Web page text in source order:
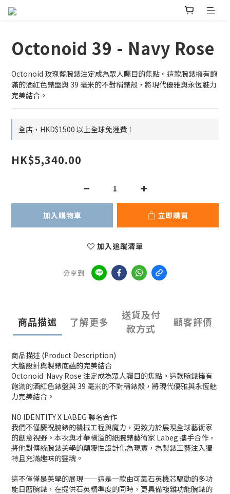
Octonoid 39 - Navy Rose
Octonoid 玫瑰藍腕錶注定成為眾人矚目的焦點。這款腕錶擁有飽
滿的酒紅色錶盤與 39 毫米的不對稱錶殼，將現代優雅與永恆魅力
完美結合。
全店，HKD$1500 以上全球免運費！
HK$5,340.00
加入購物車 立即購買
加入追蹤清單
分享到
商品描述 了解更多
送貨及付
款方式
顧客評價
商品描述 (Product Description)
大膽設計與製錶底蘊的完美結合
Octonoid Navy Rose 注定成為眾人矚目的焦點。這款腕錶擁有
飽滿的酒紅色錶盤與 39 毫米的不對稱錶殼，將現代優雅與永恆魅
力完美結合。
NO IDENTITY X LABEG 聯名合作
我們不僅慶祝腕錶的機械工程與魔力，更致力於展現全球藝術家
的創意視野。本次與才華橫溢的紙腕錶藝術家 Labeg 攜手合作，
將他對傳統腕錶美學的顛覆性設計化為現實，為製錶工藝注入獨
特且充滿趣味的靈魂。
這不僅僅是美學的展現——這是一款由可靠石英機芯驅動的多功
能日曆腕錶，在提供石英精準度的同時，更具備複雜功能腕錶的